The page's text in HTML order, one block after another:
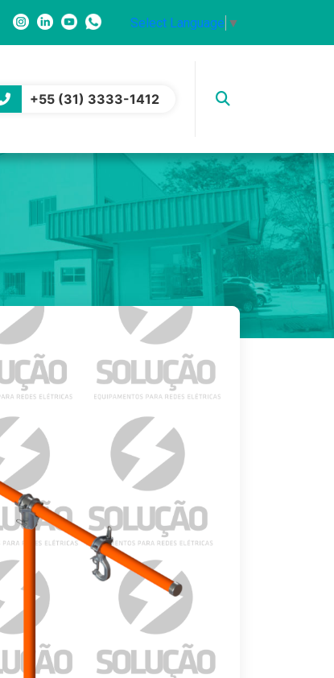
Select Language ▼
+55 (31) 3333-1412